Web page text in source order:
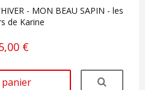
- MON BEAU SAPIN - les
de Karine
€